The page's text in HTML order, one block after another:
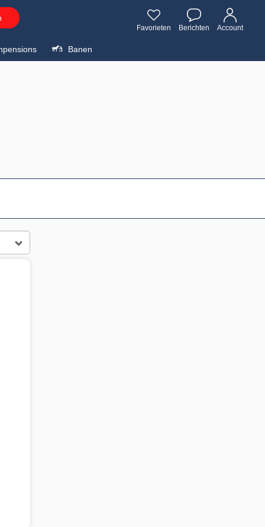
Favorieten Berichten Account
Banen